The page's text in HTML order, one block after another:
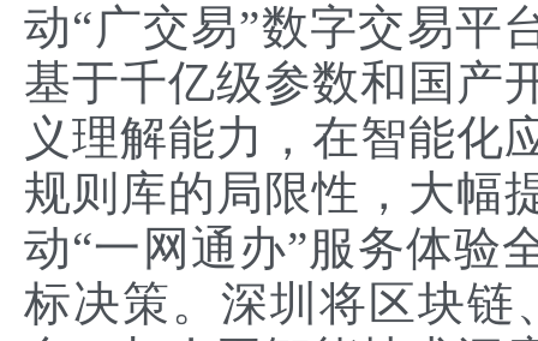
动“广交易”数字交易平
基于千亿级参数和国产
义理解能力，在智能化
规则库的局限性，大幅
动“一网通办”服务体验
标决策。深圳将区块链